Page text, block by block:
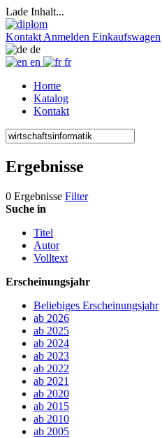
Lade Inhalt...
Kontakt Anmelden Einkaufswagen
de
en
fr
Home
Katalog
Kontakt
Ergebnisse
0 Ergebnisse Filter
Suche in
Titel
Autor
Volltext
Erscheinungsjahr
Beliebiges Erscheinungsjahr
ab 2026
ab 2025
ab 2024
ab 2023
ab 2022
ab 2021
ab 2020
ab 2015
ab 2010
ab 2005